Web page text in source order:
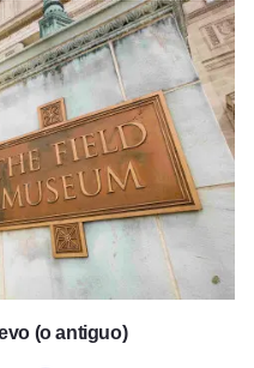
(o antiguo)
Field